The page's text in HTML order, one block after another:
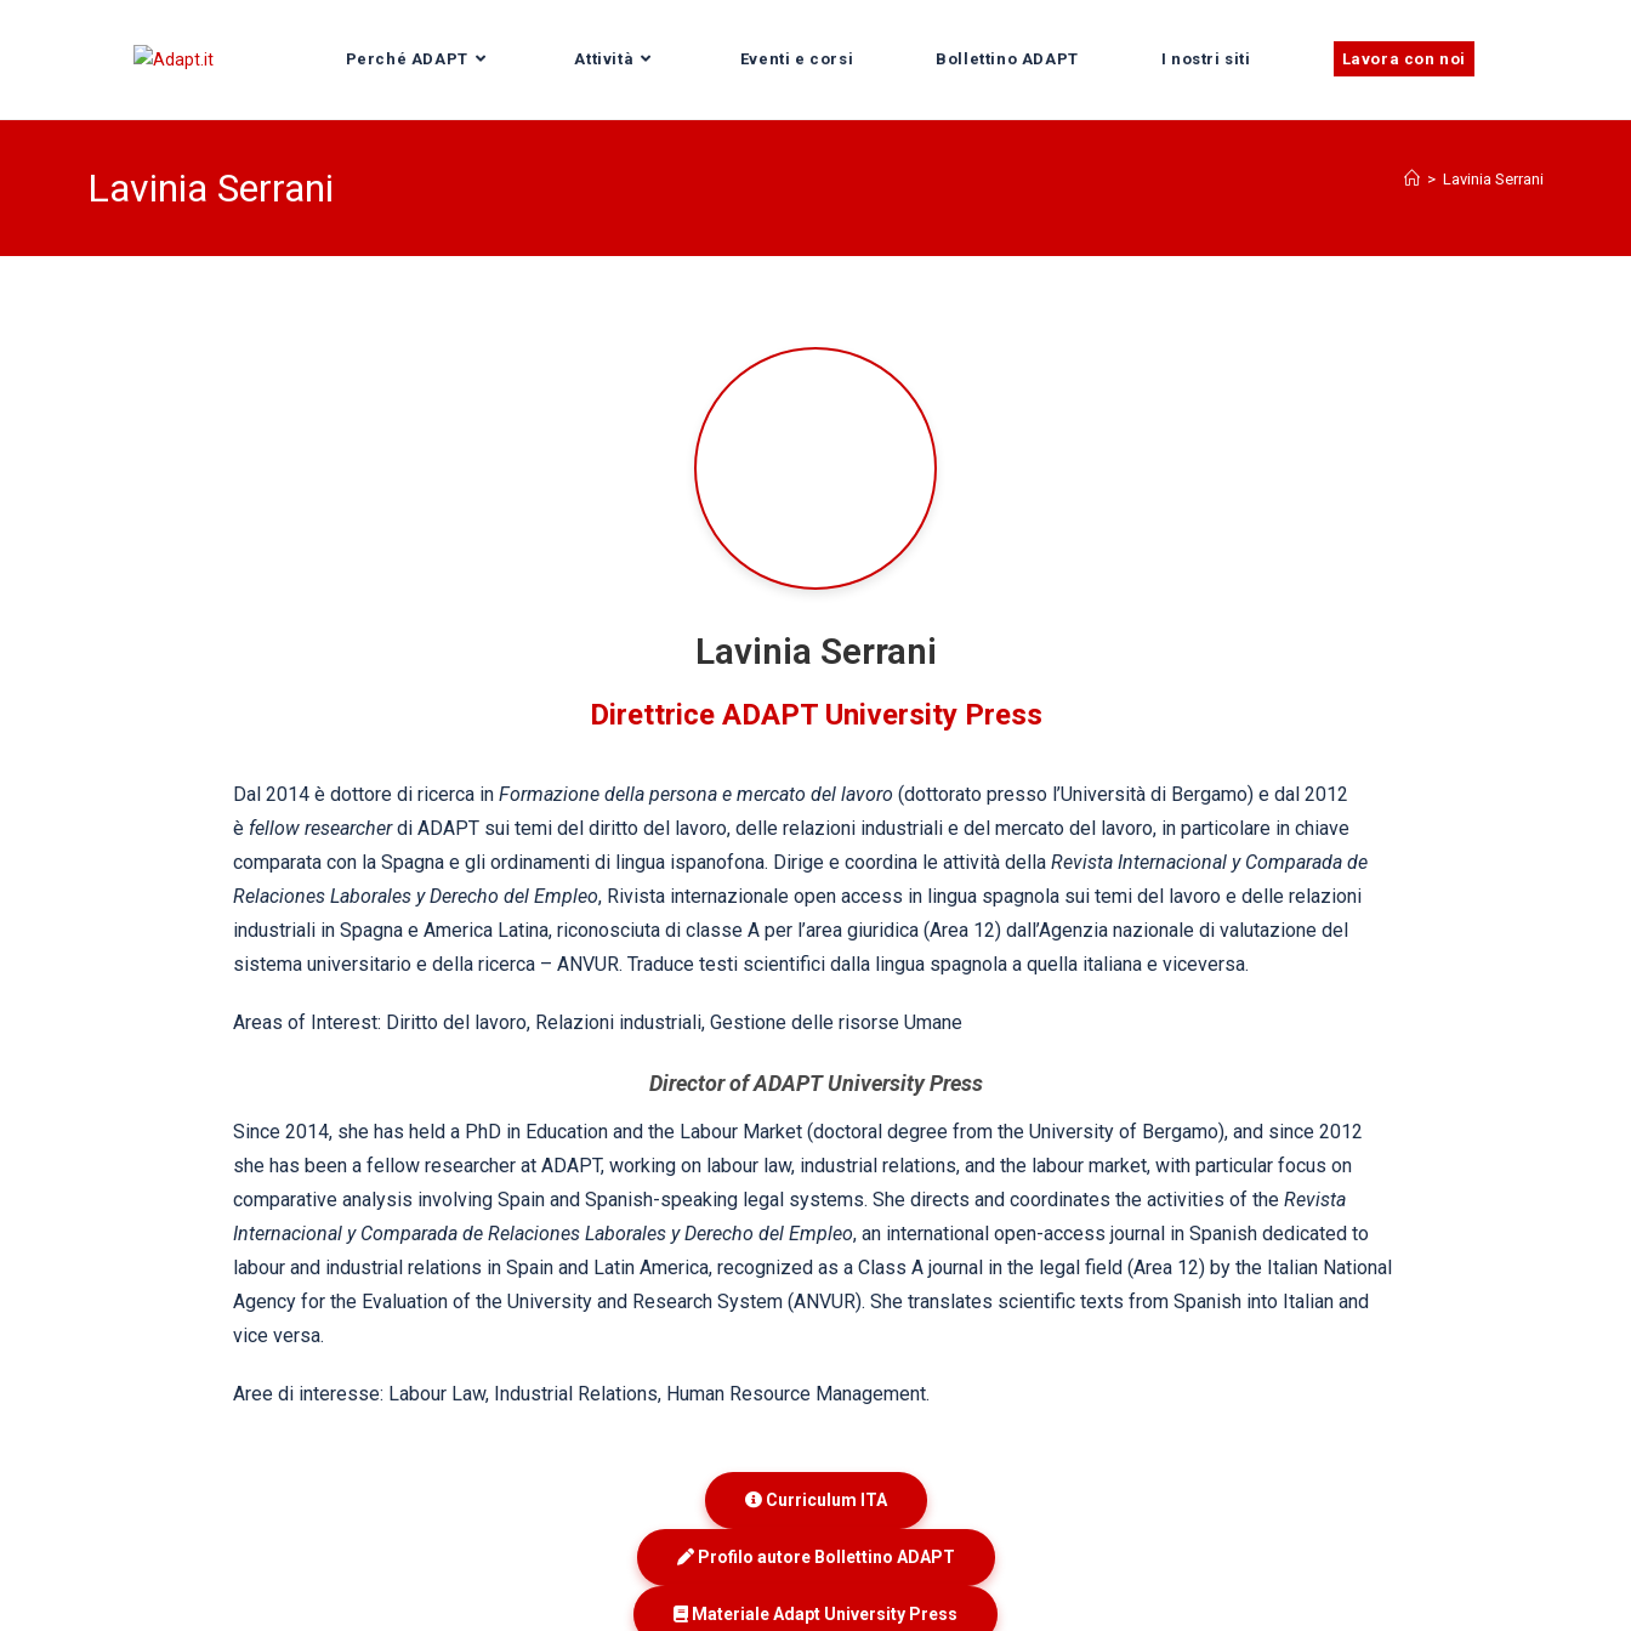
Perché ADAPT Attività Eventi e corsi Bollettino ADAPT I nostri siti Lavora con noi
Lavinia Serrani > Lavinia Serrani
Lavinia Serrani
Direttrice ADAPT University Press
Dal 2014 è dottore di ricerca in Formazione della persona e mercato del lavoro (dottorato presso l’Università di Bergamo) e dal 2012
è fellow researcherdi ADAPT sui temi del diritto del lavoro, delle relazioni industriali e del mercato del lavoro, in particolare in chiave
comparata con la Spagna e gli ordinamenti di lingua ispanofona. Dirige e coordina le attività della Revista Internacional y Comparada de
Relaciones Laborales y Derecho del Empleo, Rivista internazionale open access in lingua spagnola sui temi del lavoro e delle relazioni
industriali in Spagna e America Latina, riconosciuta di classe A per l’area giuridica (Area 12) dall’Agenzia nazionale di valutazione del
sistema universitario e della ricerca – ANVUR. Traduce testi scientifici dalla lingua spagnola a quella italiana e viceversa.
Areas of Interest: Diritto del lavoro, Relazioni industriali, Gestione delle risorse Umane
Director of ADAPT University Press
Since 2014, she has held a PhD in Education and the Labour Market (doctoral degree from the University of Bergamo), and since 2012
she has been a fellow researcher at ADAPT, working on labour law, industrial relations, and the labour market, with particular focus on
comparative analysis involving Spain and Spanish-speaking legal systems. She directs and coordinates the activities of the Revista
Internacional y Comparada de Relaciones Laborales y Derecho del Empleo, an international open-access journal in Spanish dedicated to
labour and industrial relations in Spain and Latin America, recognized as a Class A journal in the legal field (Area 12) by the Italian National
Agency for the Evaluation of the University and Research System (ANVUR). She translates scientific texts from Spanish into Italian and
vice versa.
Aree di interesse: Labour Law, Industrial Relations, Human Resource Management.
Curriculum ITA
Profilo autore Bollettino ADAPT
Materiale Adapt University Press